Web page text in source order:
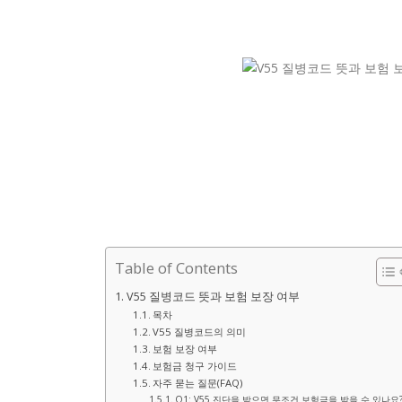
Table of Contents
V55 질병코드 뜻과 보험 보장 여부
목차
V55 질병코드의 의미
보험 보장 여부
보험금 청구 가이드
자주 묻는 질문(FAQ)
Q1: V55 진단을 받으면 무조건 보험금을 받을 수 있나요?